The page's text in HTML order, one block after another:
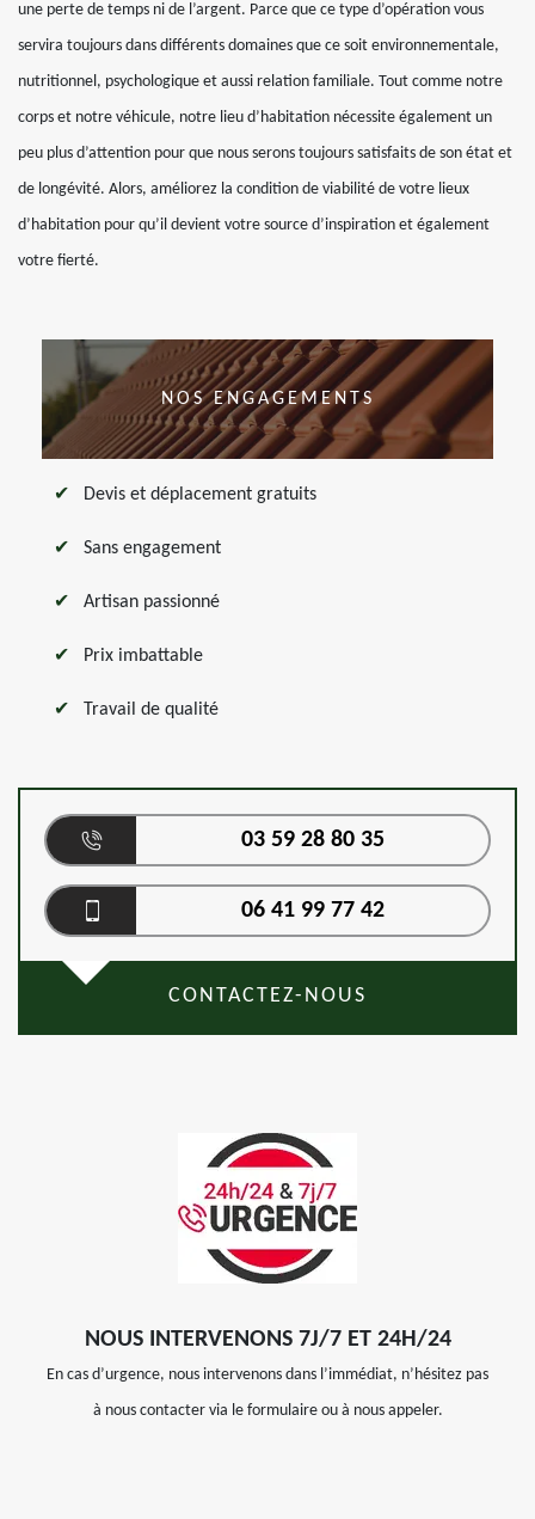
une perte de temps ni de l’argent. Parce que ce type d’opération vous
servira toujours dans différents domaines que ce soit environnementale,
nutritionnel, psychologique et aussi relation familiale. Tout comme notre
corps et notre véhicule, notre lieu d’habitation nécessite également un
peu plus d’attention pour que nous serons toujours satisfaits de son état et
de longévité. Alors, améliorez la condition de viabilité de votre lieux
d’habitation pour qu’il devient votre source d’inspiration et également
votre fierté.
NOS ENGAGEMENTS
Devis et déplacement gratuits
Sans engagement
Artisan passionné
Prix imbattable
Travail de qualité
03 59 28 80 35
06 41 99 77 42
CONTACTEZ-NOUS
NOUS INTERVENONS 7J/7 ET 24H/24
En cas d’urgence, nous intervenons dans l’immédiat, n’hésitez pas
à nous contacter via le formulaire ou à nous appeler.